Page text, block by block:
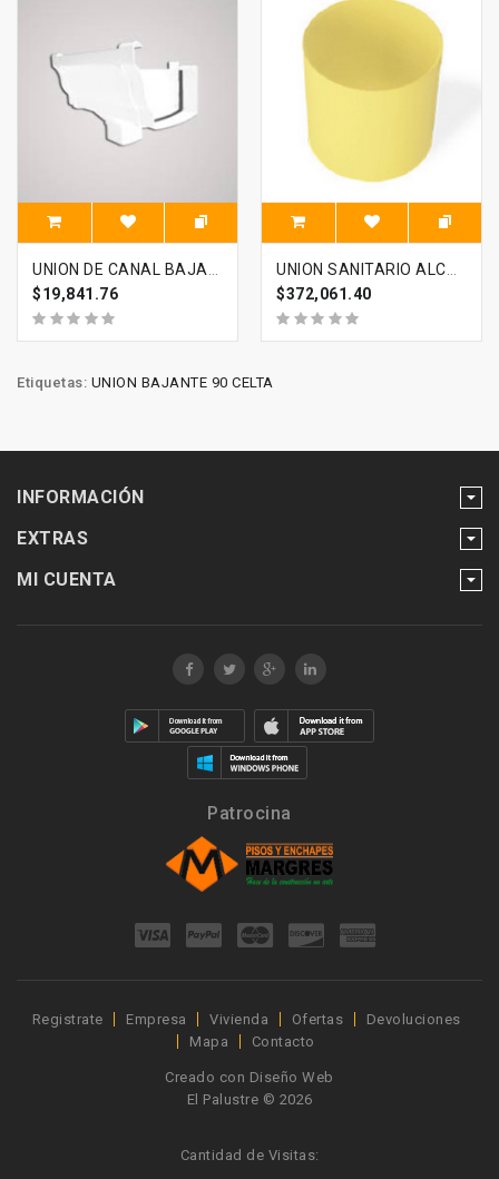
UNION DE CANAL BAJANTE C-90 CELTA
$19,841.76
UNION SANITARIO ALCANTARILLADO 600 MM 24 PG CELTA
$372,061.40
Etiquetas: UNION BAJANTE 90 CELTA
INFORMACIÓN
EXTRAS
MI CUENTA
Patrocina
Registrate Empresa Vivienda Ofertas
Devoluciones
Mapa
Contacto
Creado con Diseño Web
El Palustre © 2026
Cantidad de Visitas: